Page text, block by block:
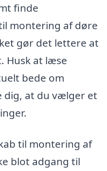
finde
montering af døre
gør det lettere at
Husk at læse
bede om
dig, at du vælger et
til montering af
blot adgang til